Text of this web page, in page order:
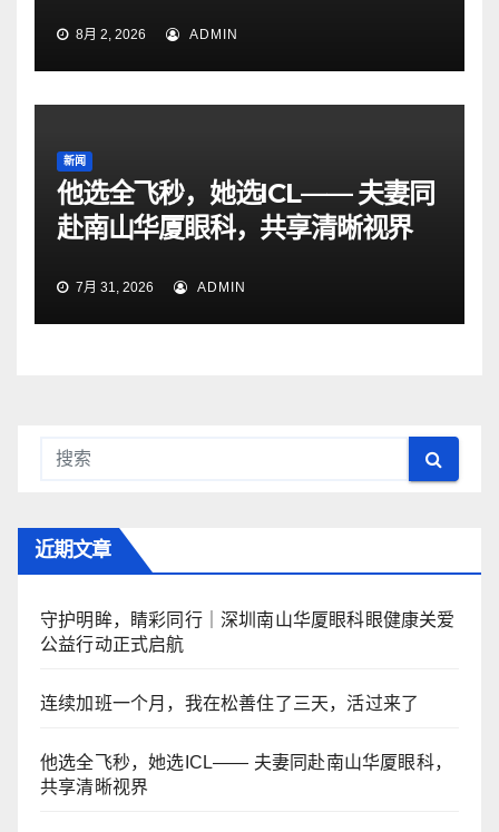
8月 2, 2026 ADMIN
新闻
他选全飞秒，她选ICL—— 夫妻同
赴南山华厦眼科，共享清晰视界
7月 31, 2026 ADMIN
近期文章
守护明眸，睛彩同行｜深圳南山华厦眼科眼健康关爱
公益行动正式启航
连续加班一个月，我在松善住了三天，活过来了
他选全飞秒，她选ICL—— 夫妻同赴南山华厦眼科，
共享清晰视界